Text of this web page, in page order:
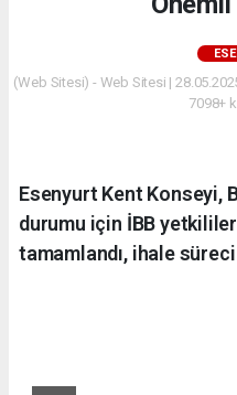
(Web Sitesi) - Web Sitesi |
7098+
Esenyurt Kent Konseyi,
durumu için İBB
tamamlandı, ihale